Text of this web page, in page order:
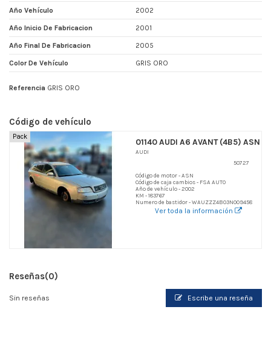
Año Vehículo 2002
Año Inicio De Fabricacion 2001
Año Final De Fabricacion 2005
Color De Vehículo GRIS ORO
Referencia GRIS ORO
Código de vehículo
Pack
01140 AUDI A6 AVANT (4B5) ASN
AUDI
50727
Código de motor - ASN
Código de caja cambios - FSA AUTO
Año de vehículo - 2002
KM - 183767
Numero de bastidor - WAUZZZ4B03N009458
Ver toda la información
Reseñas(0)
Sin reseñas Escribe una reseña